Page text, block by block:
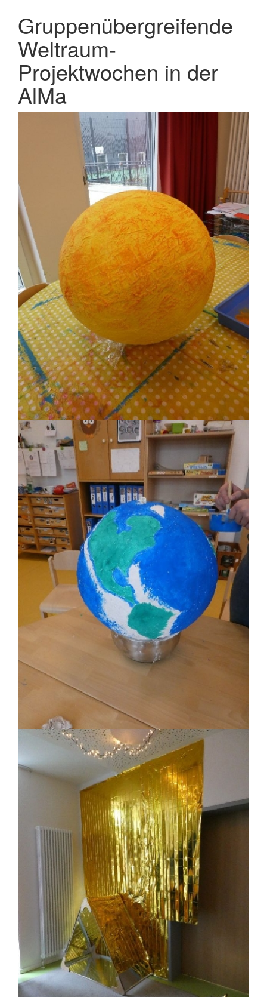
Gruppenübergreifende
Weltraum-
Projektwochen in der
AlMa